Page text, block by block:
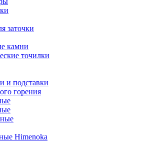
заточки
камни
точилки
и подставки
горения
Himenoka